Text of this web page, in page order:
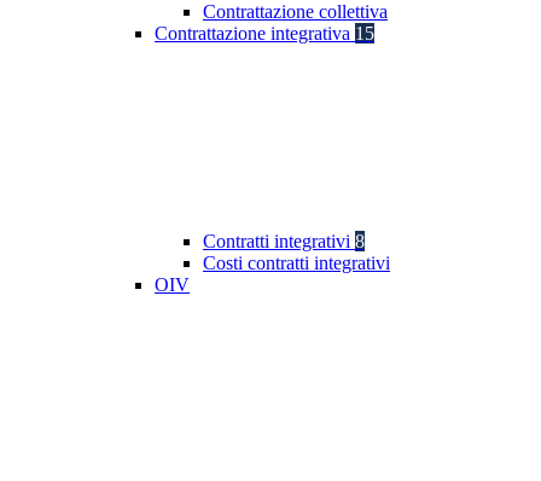
Contrattazione collettiva
Contrattazione integrativa 15
Contratti integrativi 8
Costi contratti integrativi
OIV